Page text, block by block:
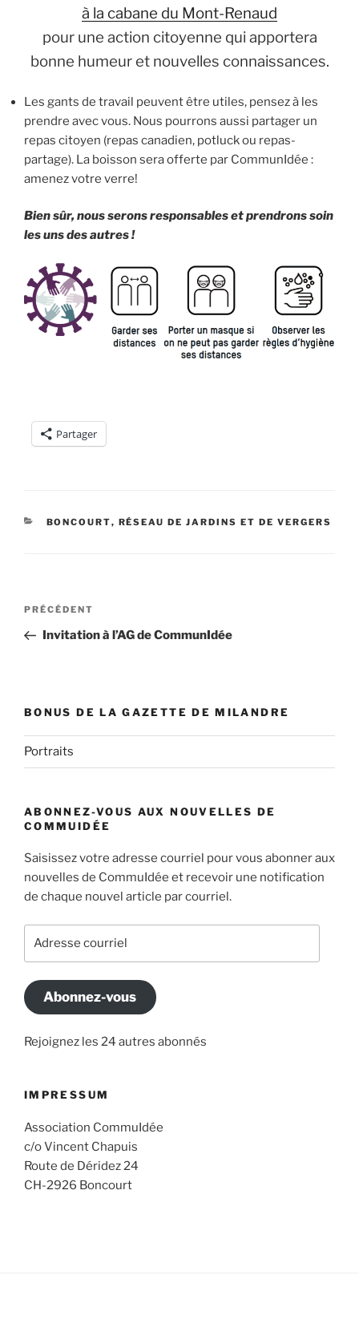
à la cabane du Mont-Renaud
pour une action citoyenne qui apportera
bonne humeur et nouvelles connaissances.
Les gants de travail peuvent être utiles, pensez à les
prendre avec vous. Nous pourrons aussi partager un
repas citoyen (repas canadien, potluck ou repas-
partage). La boisson sera offerte par CommunIdée :
amenez votre verre!
Bien sûr, nous serons responsables et prendrons soin
les uns des autres !
Partager
CATÉGORIES
BONCOURT, RÉSEAU DE JARDINS ET DE VERGERS
Navigation
l’article
Article
précédent
PRÉCÉDENT
Invitation à l’AG de CommunIdée
BONUS DE LA GAZETTE DE MILANDRE
Portraits
ABONNEZ-VOUS AUX NOUVELLES DE
COMMUIDÉE
Saisissez votre adresse courriel pour vous abonner aux
nouvelles de CommuIdée et recevoir une notification
de chaque nouvel article par courriel.
courriel
Abonnez-vous
Rejoignez les 24 autres abonnés
IMPRESSUM
Association CommuIdée
c/o Vincent Chapuis
Route de Déridez 24
CH-2926 Boncourt